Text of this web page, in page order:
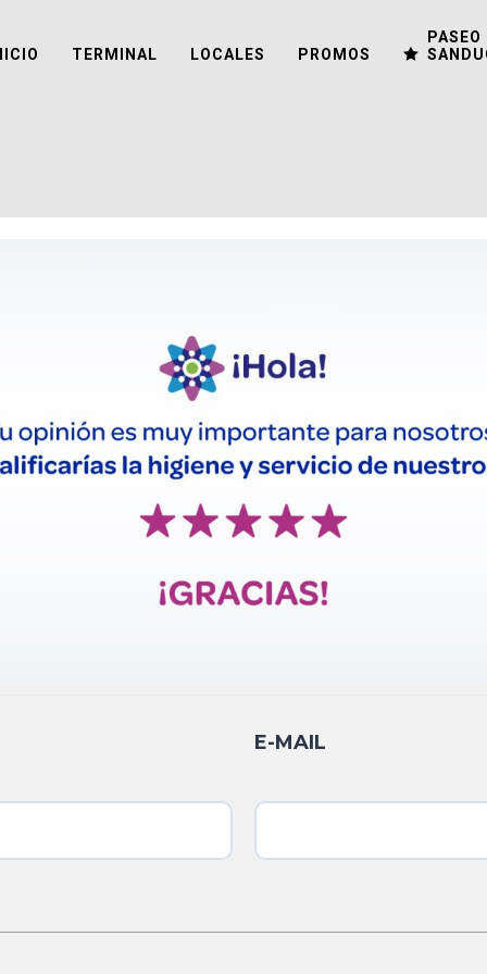
TERMINAL LOCALES PROMOS
E-MAIL